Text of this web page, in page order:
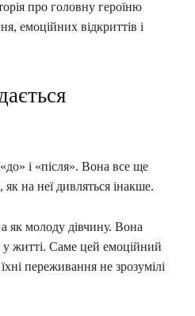
про головну героїню
емоційних відкриттів і
і «після». Вона все ще
на неї дивляться інакше.
як молоду дівчину. Вона
у житті. Саме цей емоційний
переживання не зрозумілі